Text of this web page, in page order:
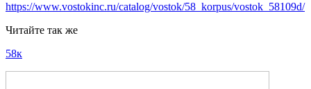
https://www.vostokinc.ru/catalog/vostok/58_korpus/vostok_58109d/
Читайте так же
58к